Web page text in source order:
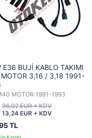
E36 BUJİ KABLO TAKIMI
3,16 / 3,18 1991-
MOTOR 1991-1993
TL
13,24 EUR + KDV
36,02 EUR + KDV